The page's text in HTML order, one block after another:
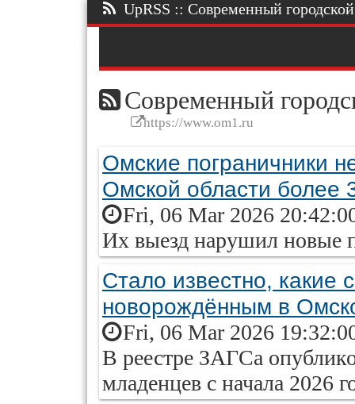
UpRSS :: Современный
Современный
https://www.om1.ru
Омские пограничники
Омской области более
Fri, 06 Mar 2026
Их выезд нарушил новые
Стало известно, какие
новорождённым в
Fri, 06 Mar 2026
В реестре ЗАГСа
младенцев с начала 2026